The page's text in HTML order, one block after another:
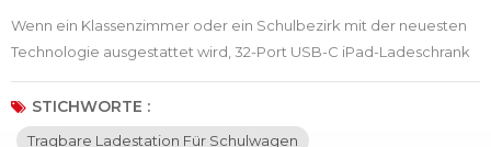
Wenn ein Klassenzimmer oder ein Schulbezirk mit der neuesten
Technologie ausgestattet wird, 32-Port USB-C iPad-Ladeschrank
ist eine hervorragende Lösung für die effiziente Verwaltung
mehrerer Geräte. Diese USB-C Tablet-Ladeschränke bieten Platz
für bis zu 32 Tablets und laden diese gleichzeitig. So sind Ihre
STICHWORTE :
Tragbare Ladestation Für Schulwagen